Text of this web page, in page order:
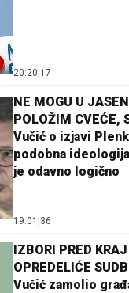
20:20|17
NE MOGU U
POLOŽIM CVEĆE,
Vučić o izjavi
podobna
je odavno logično
19:01 |36
IZBORI PRED
OPREDELIĆE
Vučić zamolio